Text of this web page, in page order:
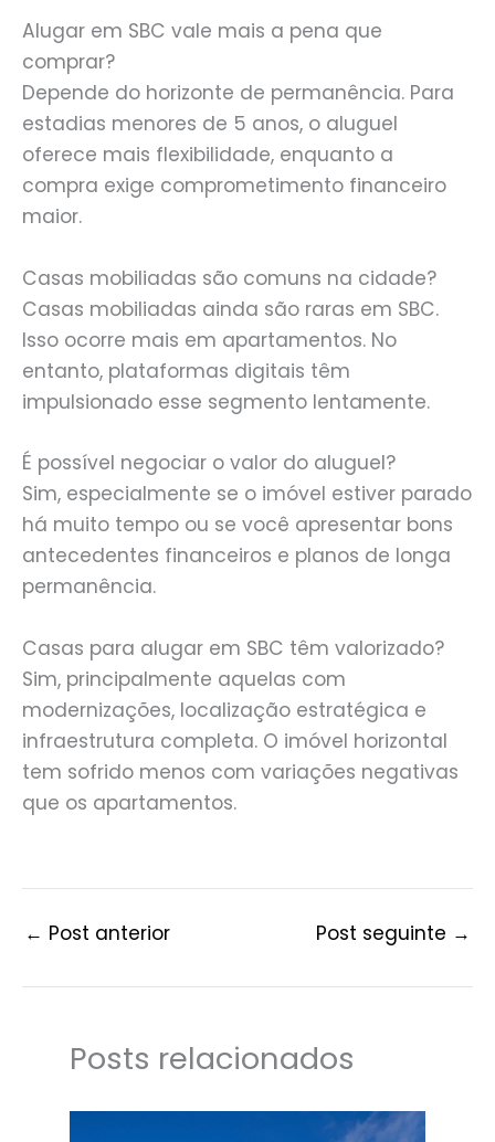
Alugar em SBC vale mais a pena que
comprar?
Depende do horizonte de permanência. Para
estadias menores de 5 anos, o aluguel
oferece mais flexibilidade, enquanto a
compra exige comprometimento financeiro
maior.
Casas mobiliadas são comuns na cidade?
Casas mobiliadas ainda são raras em SBC.
Isso ocorre mais em apartamentos. No
entanto, plataformas digitais têm
impulsionado esse segmento lentamente.
É possível negociar o valor do aluguel?
Sim, especialmente se o imóvel estiver parado
há muito tempo ou se você apresentar bons
antecedentes financeiros e planos de longa
permanência.
Casas para alugar em SBC têm valorizado?
Sim, principalmente aquelas com
modernizações, localização estratégica e
infraestrutura completa. O imóvel horizontal
tem sofrido menos com variações negativas
que os apartamentos.
← Post anterior Post seguinte →
Posts relacionados